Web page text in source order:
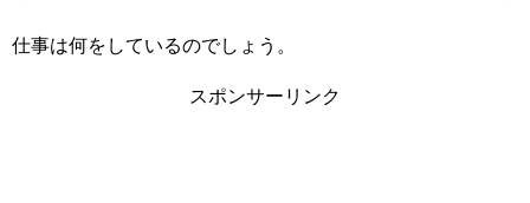
仕事は何をしているのでしょう。
スポンサーリンク